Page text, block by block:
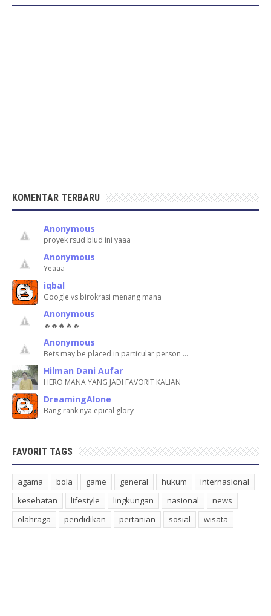
KOMENTAR TERBARU
Anonymous
proyek rsud blud ini yaaa
Anonymous
Yeaaa
iqbal
Google vs birokrasi menang mana
Anonymous
🔥🔥🔥🔥🔥
Anonymous
Bets may be placed in particular person …
Hilman Dani Aufar
HERO MANA YANG JADI FAVORIT KALIAN
DreamingAlone
Bang rank nya epical glory
FAVORIT TAGS
agama bola game general hukum
internasional
kesehatan
lifestyle lingkungan nasional
news
olahraga
pendidikan pertanian sosial wisata